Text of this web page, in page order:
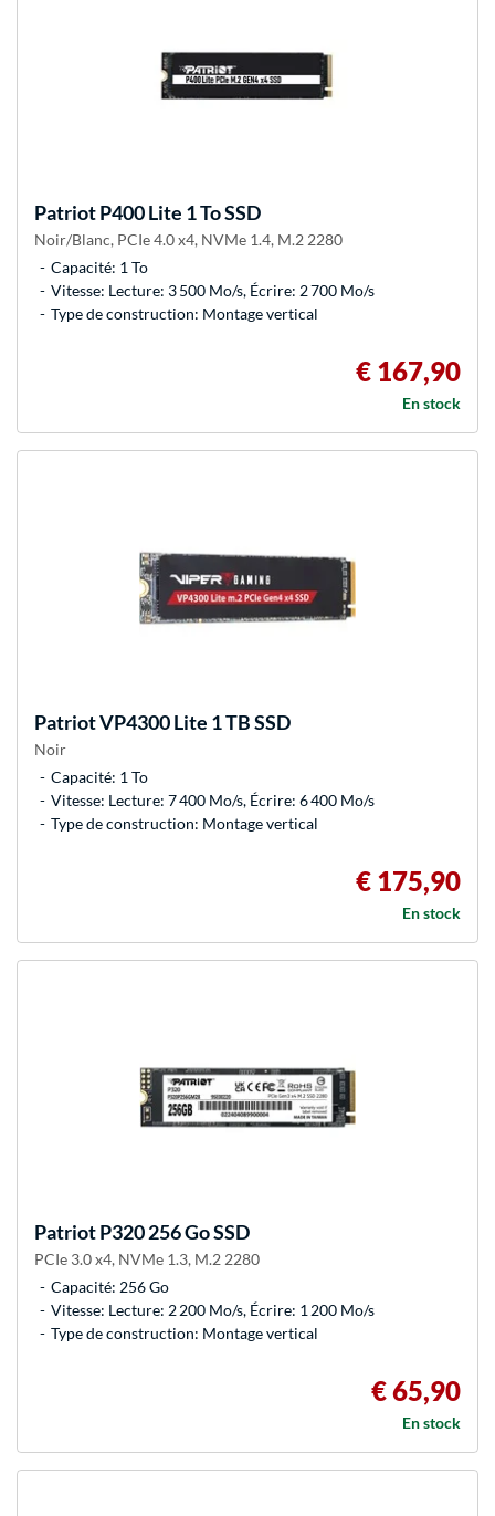
PatriotP400 Lite 1 To SSD
Noir/Blanc, PCIe 4.0 x4, NVMe 1.4, M.2 2280
Capacité: 1 To
Vitesse: Lecture: 3 500 Mo/s, Écrire: 2 700 Mo/s
Type de construction: Montage vertical
€ 167,90
En stock
PatriotVP4300 Lite 1 TB SSD
Noir
Capacité: 1 To
Vitesse: Lecture: 7 400 Mo/s, Écrire: 6 400 Mo/s
Type de construction: Montage vertical
€ 175,90
En stock
PatriotP320 256 Go SSD
PCIe 3.0 x4, NVMe 1.3, M.2 2280
Capacité: 256 Go
Vitesse: Lecture: 2 200 Mo/s, Écrire: 1 200 Mo/s
Type de construction: Montage vertical
€ 65,90
En stock